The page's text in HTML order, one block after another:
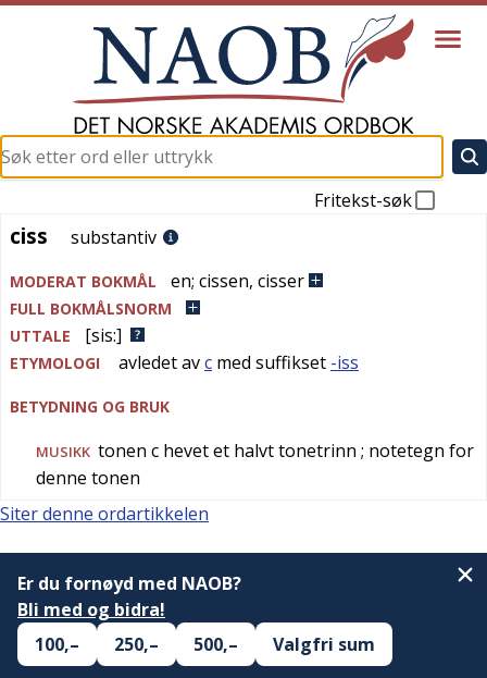
Fritekst-søk
ciss
ciss substantiv
MODERAT BOKMÅL en; cissen, cisser
FULL BOKMÅLSNORM
UTTALE
[sis:]
ETYMOLOGI avledet avc med suffikset -iss
BETYDNING OG BRUK
MUSIKK tonen c hevet et halvt tonetrinn ; notetegn for
denne tonen
Siter denne ordartikkelen
Er du fornøyd med NAOB?
Bli med og bidra!
100,–
250,– 500,– Valgfri sum